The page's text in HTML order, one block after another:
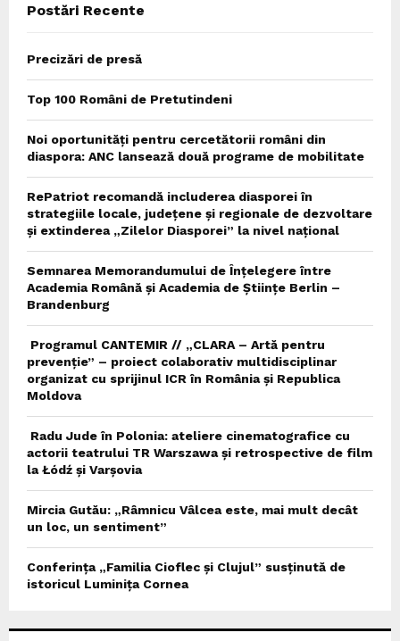
Postări Recente
Precizări de presă
Top 100 Români de Pretutindeni
Noi oportunități pentru cercetătorii români din
diaspora: ANC lansează două programe de mobilitate
RePatriot recomandă includerea diasporei în
strategiile locale, județene și regionale de dezvoltare
și extinderea „Zilelor Diasporei” la nivel național
Semnarea Memorandumului de Înțelegere între
Academia Română și Academia de Științe Berlin –
Brandenburg
Programul CANTEMIR // „CLARA – Artă pentru
prevenție” – proiect colaborativ multidisciplinar
organizat cu sprijinul ICR în România și Republica
Moldova
Radu Jude în Polonia: ateliere cinematografice cu
actorii teatrului TR Warszawa și retrospective de film
la Łódź și Varșovia
Mircia Gutău: „Râmnicu Vâlcea este, mai mult decât
un loc, un sentiment”
Conferința „Familia Cioflec și Clujul” susținută de
istoricul Luminița Cornea